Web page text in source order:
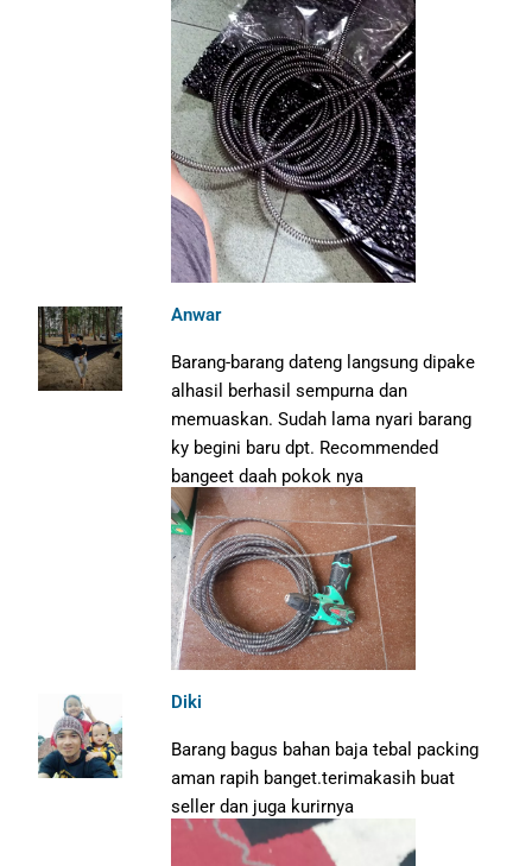
Anwar
Barang-barang dateng langsung dipake
alhasil berhasil sempurna dan
memuaskan. Sudah lama nyari barang
ky begini baru dpt. Recommended
bangeet daah pokok nya
Diki
Barang bagus bahan baja tebal packing
aman rapih banget.terimakasih buat
seller dan juga kurirnya